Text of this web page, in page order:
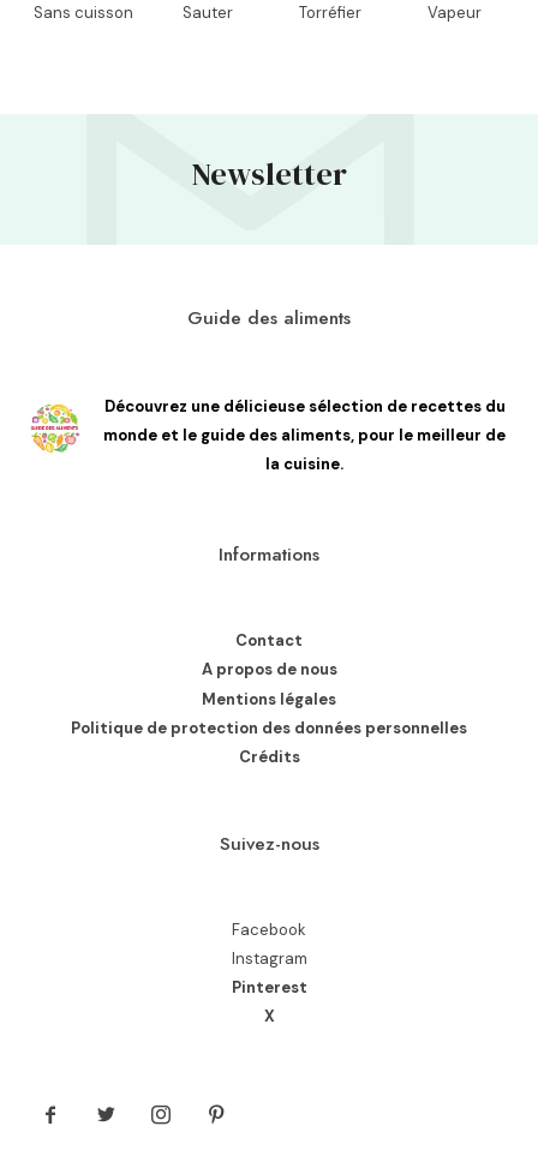
Sans cuisson Sauter Torréfier Vapeur
Newsletter
Guide des aliments
Découvrez une délicieuse sélection de recettes du
monde et le guide des aliments, pour le meilleur de
la cuisine.
Informations
Contact
A propos de nous
Mentions légales
Politique de protection des données personnelles
Crédits
Suivez-nous
Facebook
Instagram
Pinterest
X